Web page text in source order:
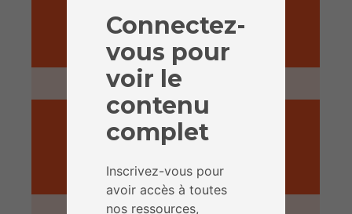
PRÉPARATION
5 minutes
ACTIVITÉ
5 minutes
Connectez-
vous pour
voir le
contenu
complet
Inscrivez-vous pour
avoir accès à toutes
nos ressources,